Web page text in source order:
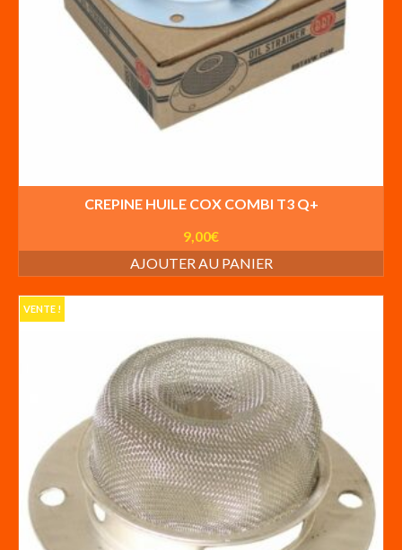
CREPINE HUILE COX COMBI T3 Q+
9,00€
AJOUTER AU PANIER
VENTE !